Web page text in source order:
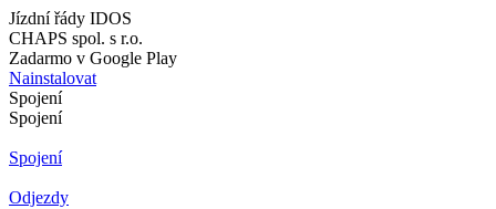
Jízdní řády IDOS
CHAPS spol. s r.o.
Zadarmo v Google Play
Nainstalovat
Spojení
Spojení
Spojení
Odjezdy